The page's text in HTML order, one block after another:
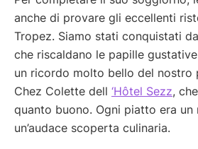
anche di provare gli eccellenti
Tropez. Siamo stati conquistati
che riscaldano le papille
un ricordo molto bello del nostro
Chez Colette dell ‘Hôtel Sezz,
quanto buono. Ogni piatto era un
un’audace scoperta culinaria.